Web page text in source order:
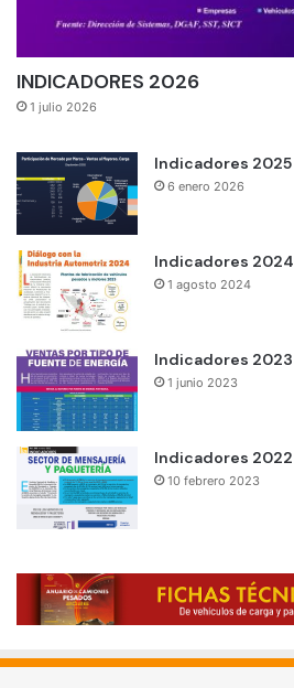
INDICADORES 2026
1 julio 2026
Indicadores 2025
6 enero 2026
Indicadores 2024
1 agosto 2024
Indicadores 2023
1 junio 2023
Indicadores 2022
10 febrero 2023